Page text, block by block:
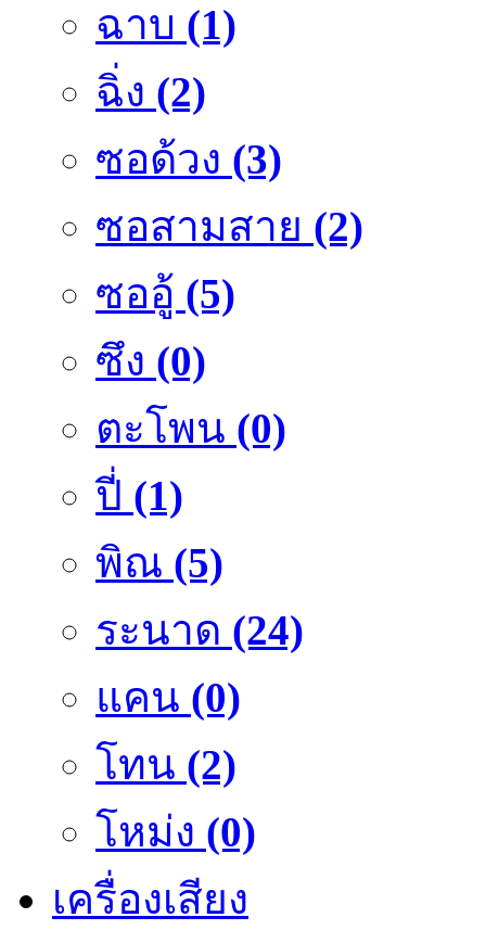
ฉาบ (1)
ฉิ่ง (2)
ซอด้วง (3)
ซอสามสาย (2)
ซออู้ (5)
ซึง (0)
ตะโพน (0)
ปี่ (1)
พิณ (5)
ระนาด (24)
แคน (0)
โทน (2)
โหม่ง (0)
เครื่องเสียง